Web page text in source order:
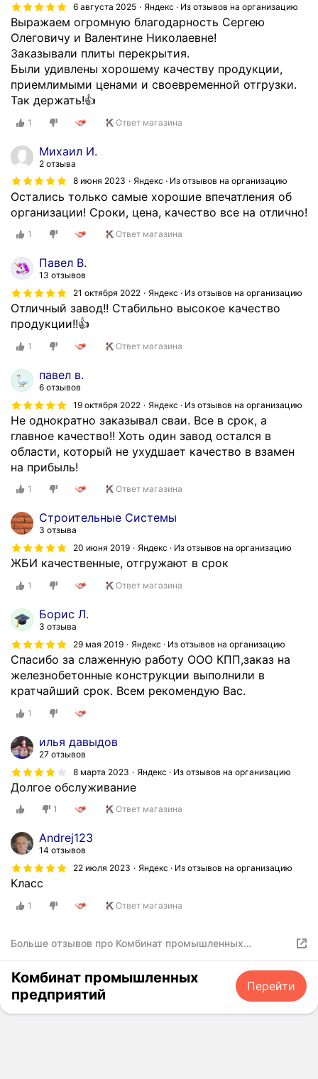
6 августа 2025
Яндекс · Из отзывов на организацию
Выражаем огромную благодарность Сергею
Олеговичу и Валентине Николаевне!
Заказывали плиты перекрытия.
Были удивлены хорошему качеству продукции,
приемлимыми ценами и своевременной отгрузки.
Так держать!👍
1 Ответ магазина
Михаил И.
2 отзыва
8 июня 2023
Яндекс · Из отзывов на организацию
Остались только самые хорошие впечатления об
организации! Сроки, цена, качество все на отлично!
1 Ответ магазина
Павел В.
13 отзывов
21 октября 2022
Яндекс · Из отзывов на организацию
Отличный завод!! Стабильно высокое качество
продукции!!👍
1 Ответ магазина
павел в.
6 отзывов
19 октября 2022
Яндекс · Из отзывов на организацию
Не однократно заказывал сваи. Все в срок, а
главное качество!! Хоть один завод остался в
области, который не ухудшает качество в взамен
на прибыль!
1 Ответ магазина
Строительные Системы
3 отзыва
20 июня 2019
Яндекс · Из отзывов на организацию
ЖБИ качественные, отгружают в срок
1 Ответ магазина
Борис Л.
3 отзыва
29 мая 2019
Яндекс · Из отзывов на организацию
Спасибо за слаженную работу ООО КПП,заказ на
железнобетонные конструкции выполнили в
кратчайший срок. Всем рекомендую Вас.
1
илья давыдов
27 отзывов
8 марта 2023
Яндекс · Из отзывов на организацию
Долгое обслуживание
1 Ответ магазина
Andrej123
14 отзывов
22 июля 2023
Яндекс · Из отзывов на организацию
Класс
1 Ответ магазина
Больше отзывов про Комбинат промышленных
Комбинат промышленных
предприятий
Перейти